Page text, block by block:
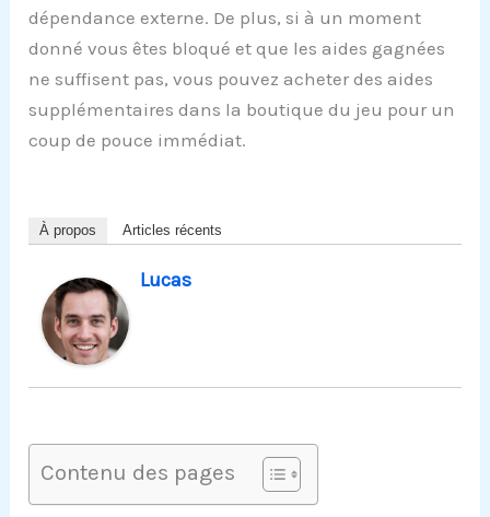
dépendance externe. De plus, si à un moment
donné vous êtes bloqué et que les aides gagnées
ne suffisent pas, vous pouvez acheter des aides
supplémentaires dans la boutique du jeu pour un
coup de pouce immédiat.
À propos Articles récents
Lucas
Contenu des pages